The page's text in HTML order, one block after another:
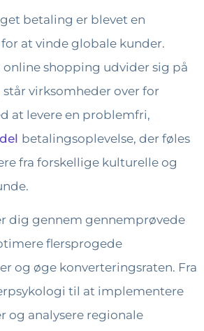
betaling er blevet en
at vinde globale kunder.
online shopping udvider sig på
virksomheder over for
at levere en problemfri,
betalingsoplevelse, der føles
fra forskellige kulturelle og
dig gennem gennemprøvede
flersprogede
og øge konverteringsraten. Fra
til at implementere
og analysere regionale